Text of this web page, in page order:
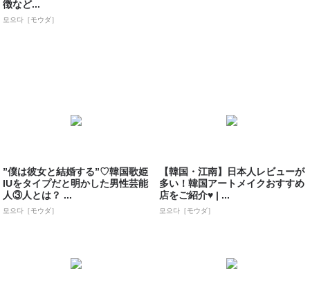
徴など...
모으다［モウダ］
”僕は彼女と結婚する”♡韓国歌姫
IUをタイプだと明かした男性芸能
人③人とは？ ...
모으다［モウダ］
【韓国・江南】日本人レビューが
多い！韓国アートメイクおすすめ
店をご紹介♥ | ...
모으다［モウダ］